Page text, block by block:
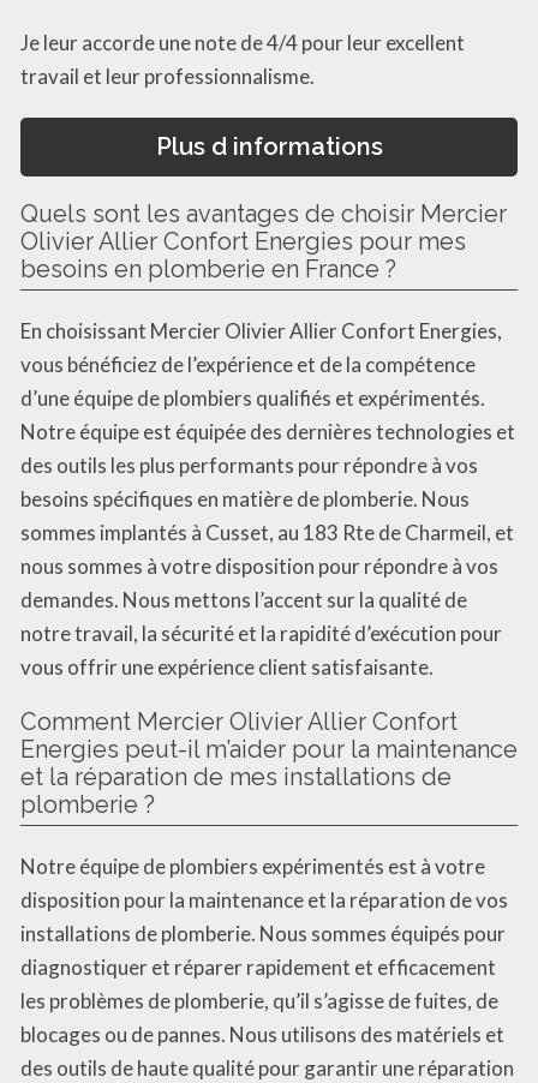
Je leur accorde une note de 4/4 pour leur excellent
travail et leur professionnalisme.
Plus d informations
Quels sont les avantages de choisir Mercier
Olivier Allier Confort Energies pour mes
besoins en plomberie en France ?
En choisissant Mercier Olivier Allier Confort Energies,
vous bénéficiez de l’expérience et de la compétence
d’une équipe de plombiers qualifiés et expérimentés.
Notre équipe est équipée des dernières technologies et
des outils les plus performants pour répondre à vos
besoins spécifiques en matière de plomberie. Nous
sommes implantés à Cusset, au 183 Rte de Charmeil, et
nous sommes à votre disposition pour répondre à vos
demandes. Nous mettons l’accent sur la qualité de
notre travail, la sécurité et la rapidité d’exécution pour
vous offrir une expérience client satisfaisante.
Comment Mercier Olivier Allier Confort
Energies peut-il m’aider pour la maintenance
et la réparation de mes installations de
plomberie ?
Notre équipe de plombiers expérimentés est à votre
disposition pour la maintenance et la réparation de vos
installations de plomberie. Nous sommes équipés pour
diagnostiquer et réparer rapidement et efficacement
les problèmes de plomberie, qu’il s’agisse de fuites, de
blocages ou de pannes. Nous utilisons des matériels et
des outils de haute qualité pour garantir une réparation